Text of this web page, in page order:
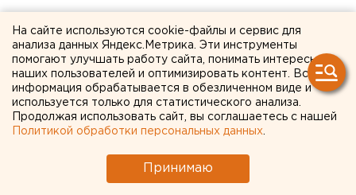
На сайте используются cookie-файлы и сервис для
анализа данных Яндекс.Метрика. Эти инструменты
помогают улучшать работу сайта, понимать интересы
наших пользователей и оптимизировать контент. Вся
информация обрабатывается в обезличенном виде и
используется только для статистического анализа.
Продолжая использовать сайт, вы соглашаетесь с нашей
Политикой обработки персональных данных
Принимаю